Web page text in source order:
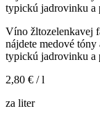
typickú jadrovinku a
Víno žltozelenkavej
nájdete medové
typickú jadrovinku a
2,80 € / l
za liter